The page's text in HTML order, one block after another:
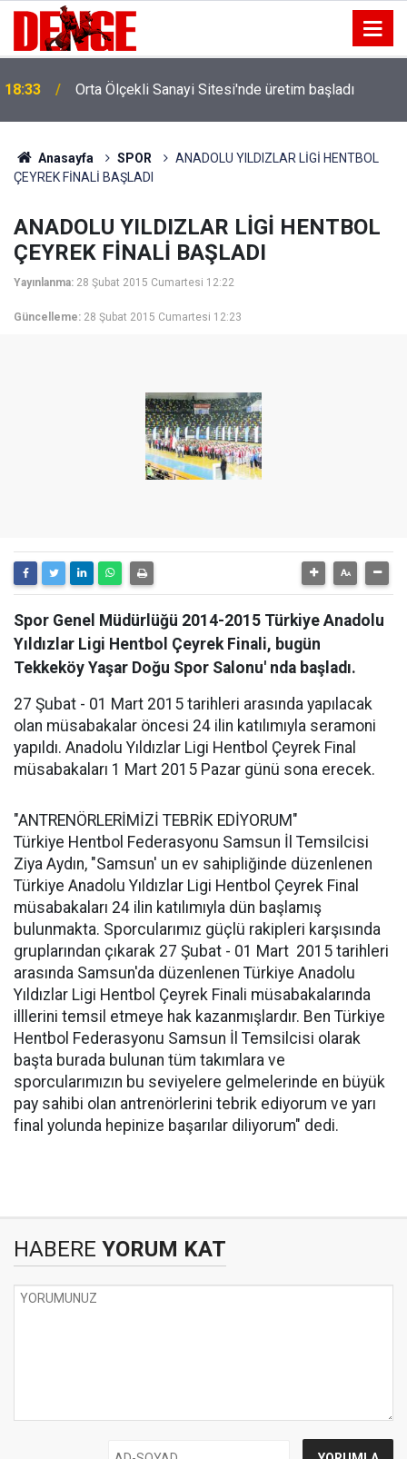
18:33 Orta Ölçekli Sanayi Sitesi'nde üretim başladı
Anasayfa SPOR
ANADOLU YILDIZLAR LİGİ HENTBOL
ÇEYREK FİNALİ BAŞLADI
ANADOLU YILDIZLAR LİGİ HENTBOL
ÇEYREK FİNALİ BAŞLADI
Yayınlanma: 28 Şubat 2015 Cumartesi 12:22
Güncelleme: 28 Şubat 2015 Cumartesi 12:23
Spor Genel Müdürlüğü 2014-2015 Türkiye Anadolu
Yıldızlar Ligi Hentbol Çeyrek Finali, bugün
Tekkeköy Yaşar Doğu Spor Salonu' nda başladı.
27 Şubat - 01 Mart 2015 tarihleri arasında yapılacak
olan müsabakalar öncesi 24 ilin katılımıyla seramoni
yapıldı. Anadolu Yıldızlar Ligi Hentbol Çeyrek Final
müsabakaları 1 Mart 2015 Pazar günü sona erecek.
"ANTRENÖRLERİMİZİ TEBRİK EDİYORUM"
Türkiye Hentbol Federasyonu Samsun İl Temsilcisi
Ziya Aydın, "Samsun' un ev sahipliğinde düzenlenen
Türkiye Anadolu Yıldızlar Ligi Hentbol Çeyrek Final
müsabakaları 24 ilin katılımıyla dün başlamış
bulunmakta. Sporcularımız güçlü rakipleri karşısında
gruplarından çıkarak 27 Şubat - 01 Mart 2015 tarihleri
arasında Samsun'da düzenlenen Türkiye Anadolu
Yıldızlar Ligi Hentbol Çeyrek Finali müsabakalarında
illlerini temsil etmeye hak kazanmışlardır. Ben Türkiye
Hentbol Federasyonu Samsun İl Temsilcisi olarak
başta burada bulunan tüm takımlara ve
sporcularımızın bu seviyelere gelmelerinde en büyük
pay sahibi olan antrenörlerini tebrik ediyorum ve yarı
final yolunda hepinize başarılar diliyorum" dedi.
HABERE YORUM KAT